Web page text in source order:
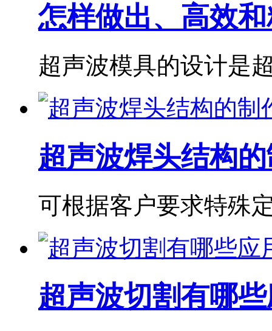
怎样做出、高效
超声波模具的设计是
超声波焊头结构
可根据客户要求特殊
超声波切割有哪